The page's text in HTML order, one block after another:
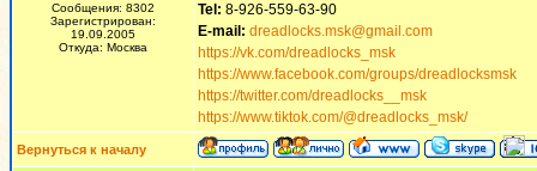
Сообщения: 8302
Зарегистрирован:
19.09.2005
Откуда: Москва
Tel: 8-926-559-63-90
E-mail: dreadlocks.msk@gmail.com
https://vk.com/dreadlocks_msk
https://www.facebook.com/groups/dreadlocksmsk
https://twitter.com/dreadlocks__msk
https://www.tiktok.com/@dreadlocks_msk/
Вернуться к началу